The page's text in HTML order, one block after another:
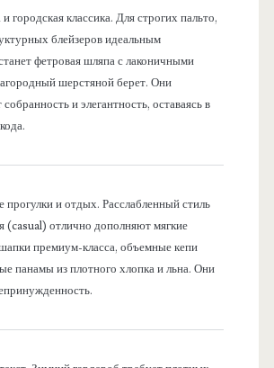
городская классика. Для строгих пальто,
блейзеров идеальным
фетровая шляпа с лаконичными
шерстяной берет. Они
и элегантность, оставаясь в
и отдых. Расслабленный стиль
(casual) отлично дополняют мягкие
премиум-класса, объемные кепи
панамы из плотного хлопка и льна. Они